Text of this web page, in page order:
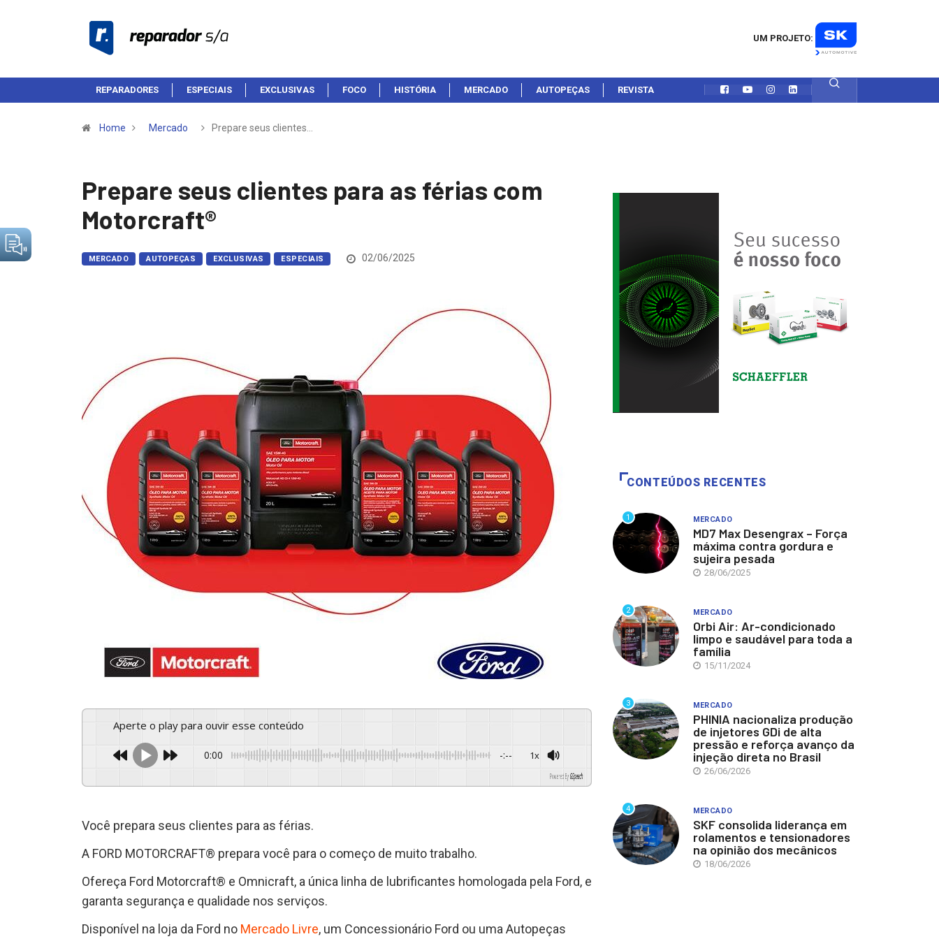
UM PROJETO:
REPARADORES ESPECIAIS EXCLUSIVAS FOCO HISTÓRIA MERCADO AUTOPEÇAS REVISTA
Home Mercado Prepare seus clientes…
Prepare seus clientes para as férias com
Motorcraft®
MERCADO AUTOPEÇAS EXCLUSIVAS ESPECIAIS 02/06/2025
Aperte o play para ouvir esse conteúdo
0:00 -:-- 1x
GSpeech
Você prepara seus clientes para as férias.
A FORD MOTORCRAFT® prepara você para o começo de muito trabalho.
Ofereça Ford Motorcraft® e Omnicraft, a única linha de lubrificantes homologada pela Ford, e
garanta segurança e qualidade nos serviços.
Disponível na loja da Ford no Mercado Livre, um Concessionário Ford ou uma Autopeças
CONTEÚDOS RECENTES
1 MERCADO
MD7 Max Desengrax – Força
máxima contra gordura e
sujeira pesada
28/06/2025
2 MERCADO
Orbi Air: Ar-condicionado
limpo e saudável para toda a
família
15/11/2024
3 MERCADO
PHINIA nacionaliza produção
de injetores GDi de alta
pressão e reforça avanço da
injeção direta no Brasil
26/06/2026
4 MERCADO
SKF consolida liderança em
rolamentos e tensionadores
na opinião dos mecânicos
18/06/2026